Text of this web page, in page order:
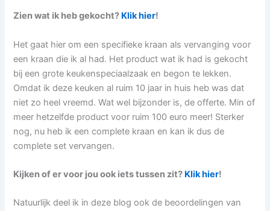
Zien wat ik heb gekocht? Klik hier!
Het gaat hier om een specifieke kraan als vervanging voor
een kraan die ik al had. Het product wat ik had is gekocht
bij een grote keukenspeciaalzaak en begon te lekken.
Omdat ik deze keuken al ruim 10 jaar in huis heb was dat
niet zo heel vreemd. Wat wel bijzonder is, de offerte. Min of
meer hetzelfde product voor ruim 100 euro meer! Sterker
nog, nu heb ik een complete kraan en kan ik dus de
complete set vervangen.
Kijken of er voor jou ook iets tussen zit? Klik hier!
Natuurlijk deel ik in deze blog ook de beoordelingen van